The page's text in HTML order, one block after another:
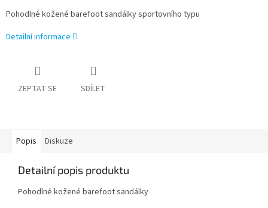
Pohodlné kožené barefoot sandálky sportovního typu
Detailní informace
ZEPTAT SE SDÍLET
Popis Diskuze
Detailní popis produktu
Pohodlné kožené barefoot sandálky